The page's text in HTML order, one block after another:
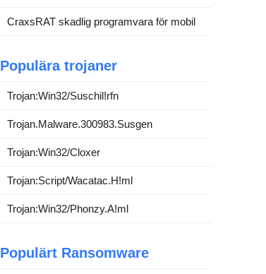
CraxsRAT skadlig programvara för mobil
Populära trojaner
Trojan:Win32/Suschil!rfn
Trojan.Malware.300983.Susgen
Trojan:Win32/Cloxer
Trojan:Script/Wacatac.H!ml
Trojan:Win32/Phonzy.A!ml
Populärt Ransomware